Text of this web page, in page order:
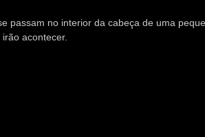
passam no interior da cabeça de uma
acontecer.